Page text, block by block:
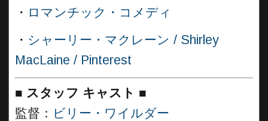
・ ロマンチック・コメディ
・ シャーリー・マクレーン / Shirley
MacLaine / Pinterest
■ スタッフ キャスト ■
監督： ビリー・ワイルダー